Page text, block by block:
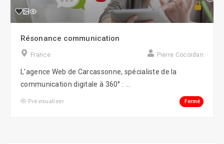
Résonance communication
France Pierre Cocordan
L'agence Web de Carcassonne, spécialiste de la
communication digitale à 360° : ...
Prévisualiser Fermé